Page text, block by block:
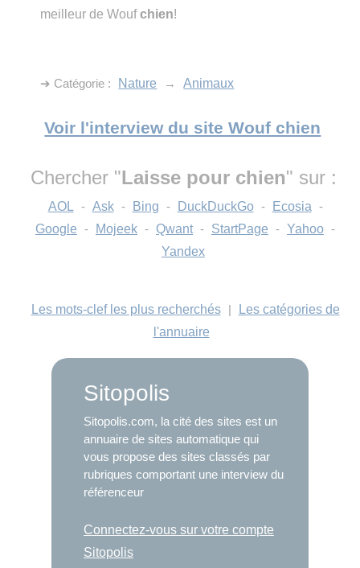
meilleur de Woufchien!
➔ Catégorie : Nature → Animaux
Voir l'interview du site Wouf chien
Chercher "Laisse pour chien" sur :
AOL - Ask - Bing - DuckDuckGo - Ecosia -
Google - Mojeek - Qwant - StartPage - Yahoo -
Yandex
Les mots-clef les plus recherchés |
Les catégories de
l'annuaire
Sitopolis
Sitopolis.com, la cité des sites est un
annuaire de sites automatique qui
vous propose des sites classés par
rubriques comportant une interview du
référenceur
Connectez-vous sur votre compte
Sitopolis